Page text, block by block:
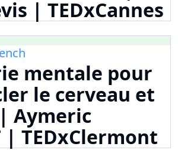
| TEDxCannes
mentale pour
le cerveau et
Aymeric
| TEDxClermont